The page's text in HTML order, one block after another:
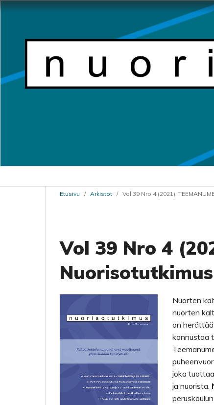
Etusivu / Arkistot / Vol 39 Nro 4 (2021):
Vol 39 Nro 4
Nuorten
nuorten
on
kannustaa
joka
ja nuorista.